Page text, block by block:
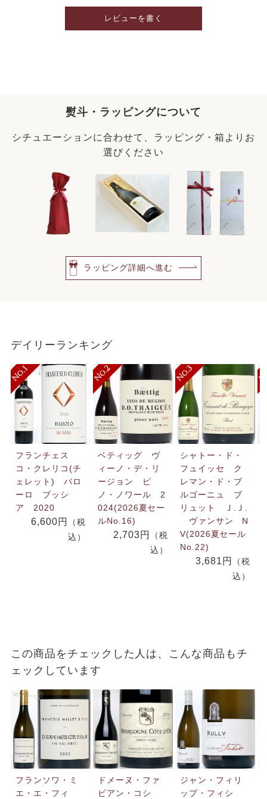
レビューを書く
熨斗・ラッピングについて
シチュエーションに合わせて、ラッピング・箱よりお
選びください
ラッピング詳細へ進む
デイリーランキング
フランチェス
コ・クレリコ(チ
ェレット) バロ
ーロ ブッシ
ア 2020
6,600円
（税
込）
ベティッグ ヴ
ィーノ・デ・リ
ージョン ピ
ノ・ノワール 2
024(2026夏セー
ルNo.16)
2,703円
（税
込）
シャトー・ド・
フュイッセ ク
レマン・ド・ブ
ルゴーニュ ブ
リュット Ｊ.Ｊ.
ヴァンサン N
V(2026夏セール
No.22)
3,681円
（税
込）
この商品をチェックした人は、こんな商品もチ
ェックしています
フランソワ・ミ
エ・エ・フィ
ドメーヌ・ファ
ビアン・コシ
ジャン・フィリ
ップ・フィシ